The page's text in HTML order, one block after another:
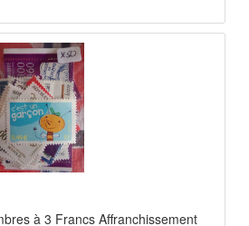
à 3 Francs Affranchissement